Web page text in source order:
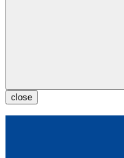
close